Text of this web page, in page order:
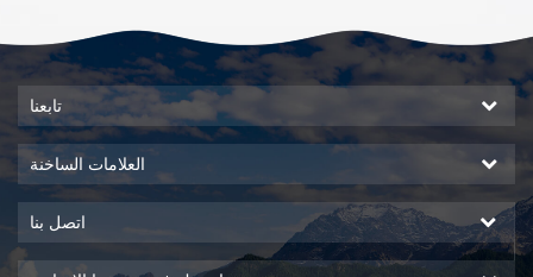
تابعنا
العلامات الساخنة
اتصل بنا